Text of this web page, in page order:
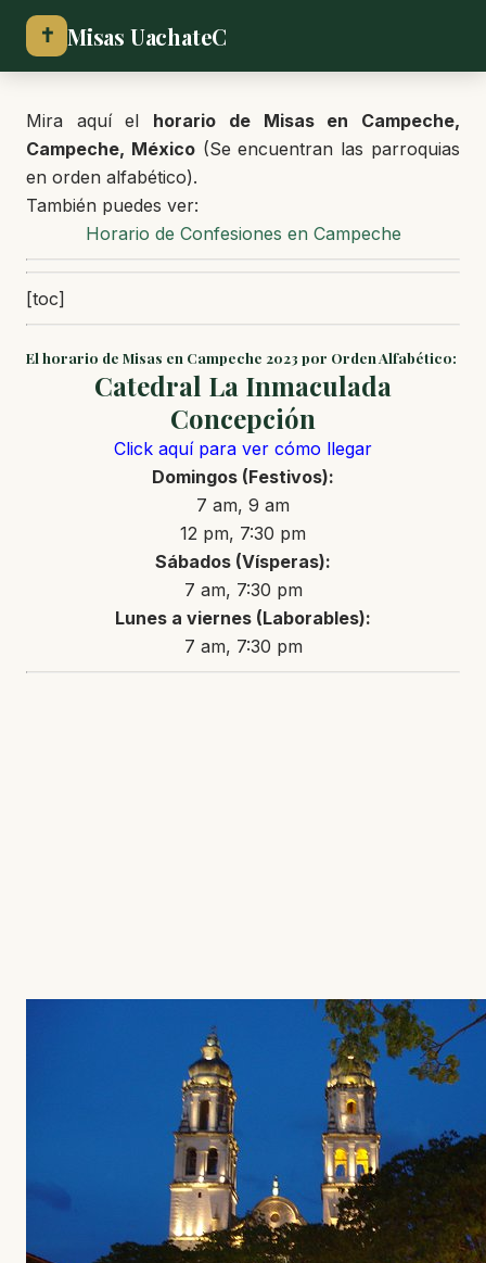
✝ Misas UachateC
Mira aquí el horario de Misas en Campeche,
Campeche, México(Se encuentran las parroquias
en orden alfabético).
También puedes ver:
Horario de Confesiones en Campeche
[toc]
El horario de Misas en Campeche 2023 por Orden Alfabético:
Catedral La Inmaculada
Concepción
Click aquí para ver cómo llegar
Domingos (Festivos):
7 am, 9 am
12 pm, 7:30 pm
Sábados (Vísperas):
7 am, 7:30 pm
Lunes a viernes (Laborables):
7 am, 7:30 pm